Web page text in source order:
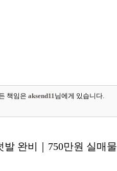
책임은 aksend11 님에게 있습니다.
완비｜750만원 실매물